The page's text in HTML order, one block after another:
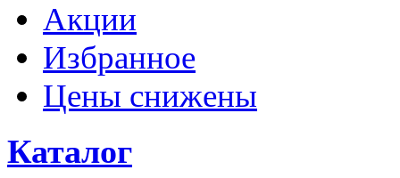
Акции
Избранное
Цены снижены
Каталог